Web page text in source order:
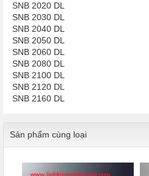
SNB 2020 DL
SNB 2030 DL
SNB 2040 DL
SNB 2050 DL
SNB 2060 DL
SNB 2080 DL
SNB 2100 DL
SNB 2120 DL
SNB 2160 DL
Sản phẩm cùng loại